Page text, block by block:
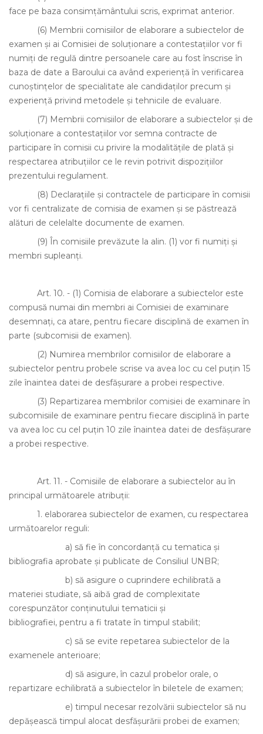
face pe baza consimţământului scris, exprimat anterior.
(6) Membrii comisiilor de elaborare a subiectelor de
examen şi ai Comisiei de soluţionare a contestaţiilor vor fi
numiţi de regulă dintre persoanele care au fost înscrise în
baza de date a Baroului ca având experienţă în verificarea
cunoştinţelor de specialitate ale candidaţilor precum şi
experienţă privind metodele şi tehnicile de evaluare.
(7) Membrii comisiilor de elaborare a subiectelor şi de
soluţionare a contestaţiilor vor semna contracte de
participare în comisii cu privire la modalităţile de plată şi
respectarea atribuţiilor ce le revin potrivit dispoziţiilor
prezentului regulament.
(8) Declaraţiile şi contractele de participare în comisii
vor fi centralizate de comisia de examen şi se păstrează
alături de celelalte documente de examen.
(9) În comisiile prevăzute la alin. (1) vor fi numiţi şi
membri supleanţi.
Art. 10. - (1) Comisia de elaborare a subiectelor este
compusă numai din membri ai Comisiei de examinare
desemnaţi, ca atare, pentru fiecare disciplină de examen în
parte (subcomisii de examen).
(2) Numirea membrilor comisiilor de elaborare a
subiectelor pentru probele scrise va avea loc cu cel puţin 15
zile înaintea datei de desfăşurare a probei respective.
(3) Repartizarea membrilor comisiei de examinare în
subcomisiile de examinare pentru fiecare disciplină în parte
va avea loc cu cel puţin 10 zile înaintea datei de desfăşurare
a probei respective.
Art. 11. - Comisiile de elaborare a subiectelor au în
principal următoarele atribuţii:
1. elaborarea subiectelor de examen, cu respectarea
următoarelor reguli:
a) să fie în concordanţă cu tematica şi
bibliografia aprobate şi publicate de Consiliul UNBR;
b) să asigure o cuprindere echilibrată a
materiei studiate, să aibă grad de complexitate
corespunzător conţinutului tematicii şi
bibliografiei, pentru a fi tratate în timpul stabilit;
c) să se evite repetarea subiectelor de la
examenele anterioare;
d) să asigure, în cazul probelor orale, o
repartizare echilibrată a subiectelor în biletele de examen;
e) timpul necesar rezolvării subiectelor să nu
depăşească timpul alocat desfăşurării probei de examen;